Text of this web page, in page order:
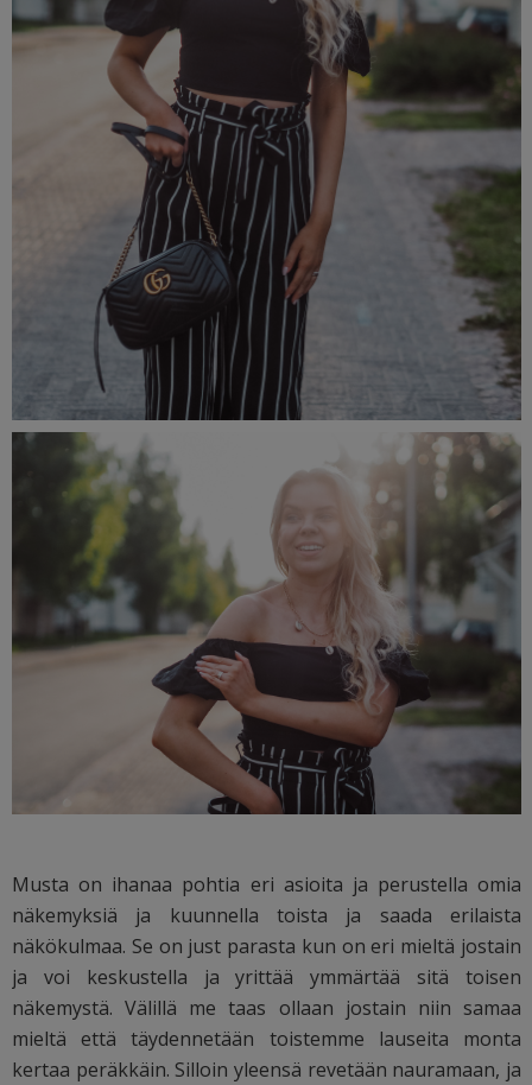
Musta on ihanaa pohtia eri asioita ja perustella omia
näkemyksiä ja kuunnella toista ja saada erilaista
näkökulmaa. Se on just parasta kun on eri mieltä jostain
ja voi keskustella ja yrittää ymmärtää sitä toisen
näkemystä. Välillä me taas ollaan jostain niin samaa
mieltä että täydennetään toistemme lauseita monta
kertaa peräkkäin. Silloin yleensä revetään nauramaan, ja